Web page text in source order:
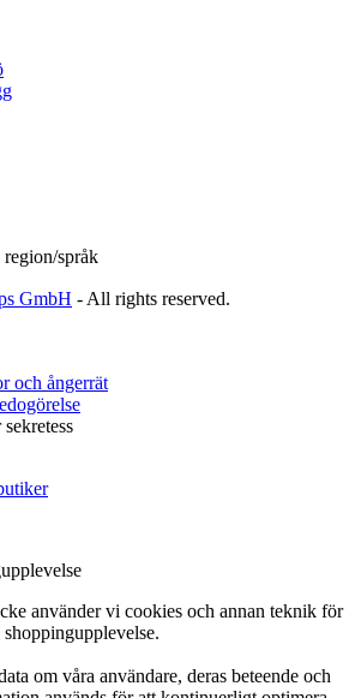
språk
GmbH - All rights reserved.
och ångerrät
använder vi cookies och annan teknik för
om våra användare, deras beteende och